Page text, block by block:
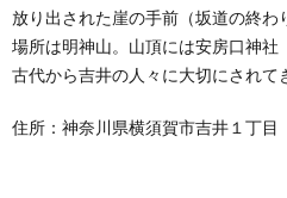
放り出された崖の手前（坂道の終わ
場所は明神山。山頂には安房口神社
古代から吉井の人々に大切にされて
住所：神奈川県横須賀市吉井１丁目